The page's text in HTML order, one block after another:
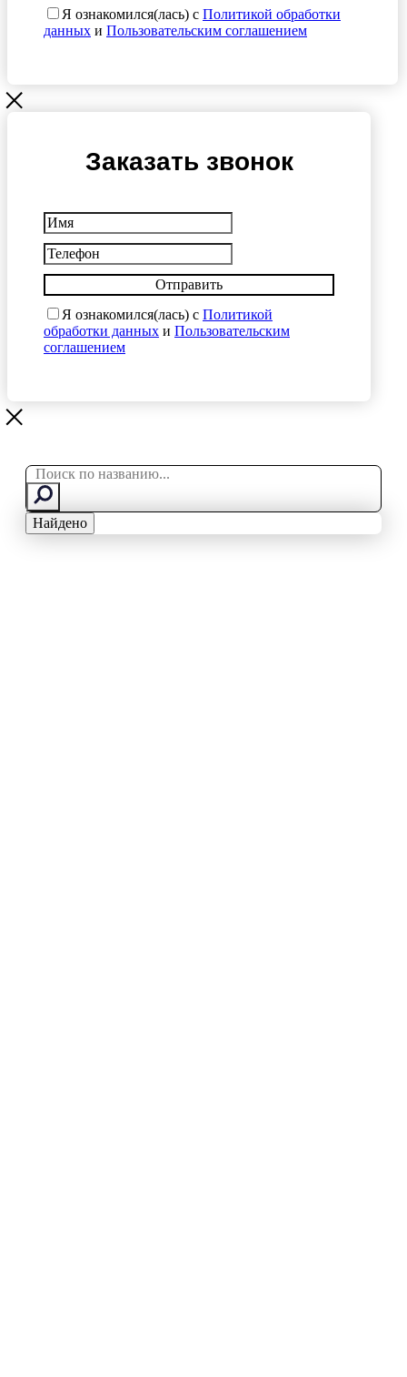
Я ознакомился(лась) с Политикой обработки
данных и Пользовательским соглашением
Заказать звонок
Отправить
Я ознакомился(лась) с Политикой
обработки данных и Пользовательским
соглашением
Search
Найдено